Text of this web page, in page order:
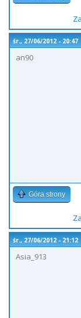
śr., 27/06/2012 - 20:47
an90
Góra strony
śr., 27/06/2012 - 21:12
Asia_913